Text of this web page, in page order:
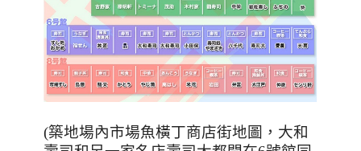
(築地場內市場魚橫丁商店街地圖，大和